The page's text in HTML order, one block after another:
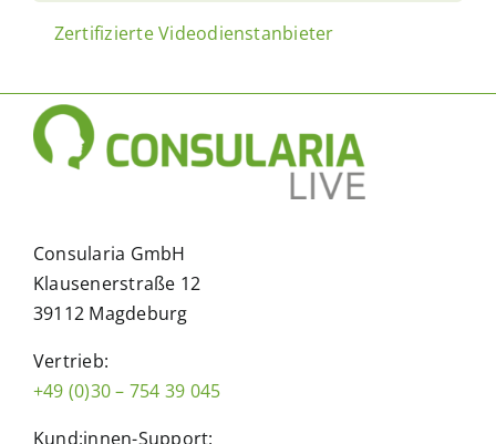
Zertifizierte Videodienstanbieter
Consularia GmbH
Klausenerstraße 12
39112 Magdeburg
Vertrieb:
+49 (0)30 – 754 39 045
Kund:innen-Support: